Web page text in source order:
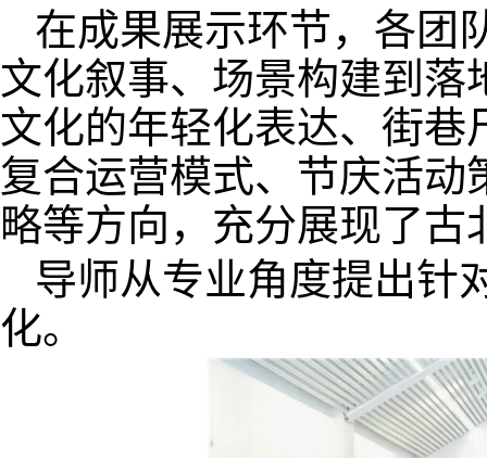
在成果展示环节，各团
文化叙事、场景构建到
文化的年轻化表达、街
复合运营模式、节庆活
略等方向，充分展现了古
导师从专业角度提出针
化。